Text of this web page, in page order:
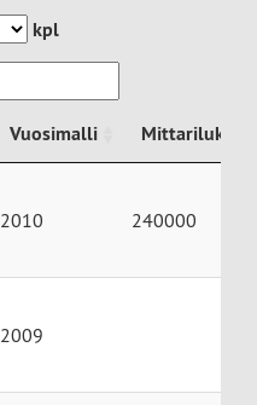
kpl
Vuosimalli
2010 240000
2009